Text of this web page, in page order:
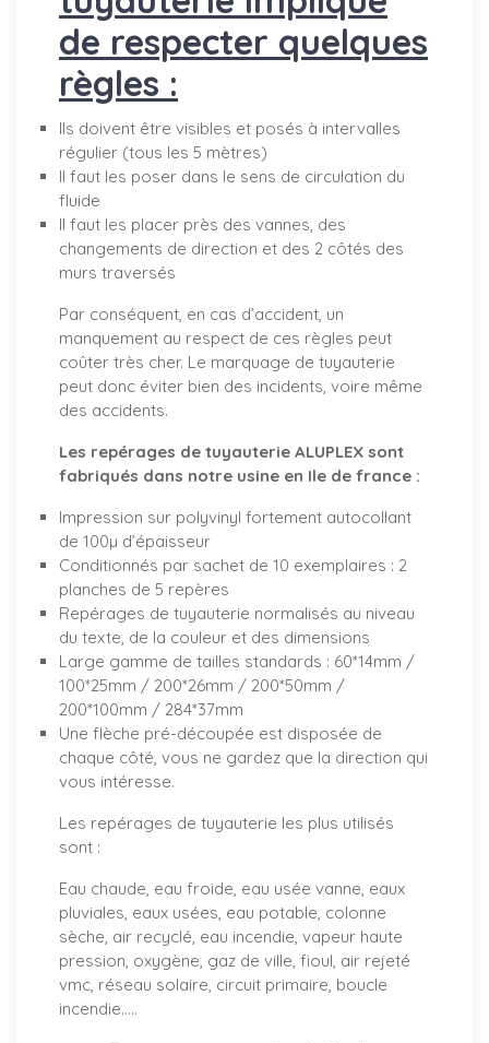
de respecter quelques
règles :
Ils doivent être visibles et posés à intervalles
régulier (tous les 5 mètres)
Il faut les poser dans le sens de circulation du
fluide
Il faut les placer près des vannes, des
changements de direction et des 2 côtés des
murs traversés
Par conséquent, en cas d’accident, un
manquement au respect de ces règles peut
coûter très cher. Le marquage de tuyauterie
peut donc éviter bien des incidents, voire même
des accidents.
Les repérages de tuyauterie ALUPLEX sont
fabriqués dans notre usine en Ile de france :
Impression sur polyvinyl fortement autocollant
de 100µ d’épaisseur
Conditionnés par sachet de 10 exemplaires : 2
planches de 5 repères
Repérages de tuyauterie normalisés au niveau
du texte, de la couleur et des dimensions
Large gamme de tailles standards : 60*14mm /
100*25mm / 200*26mm / 200*50mm /
200*100mm / 284*37mm
Une flèche pré-découpée est disposée de
chaque côté, vous ne gardez que la direction qui
vous intéresse.
Les repérages de tuyauterie les plus utilisés
sont :
Eau chaude, eau froide, eau usée vanne, eaux
pluviales, eaux usées, eau potable, colonne
sèche, air recyclé, eau incendie, vapeur haute
pression, oxygène, gaz de ville, fioul, air rejeté
vmc, réseau solaire, circuit primaire, boucle
incendie.....